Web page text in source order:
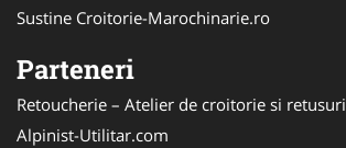
Sustine Croitorie-Marochinarie.ro
Parteneri
Retoucherie – Atelier de croitorie si retusuri
Alpinist-Utilitar.com